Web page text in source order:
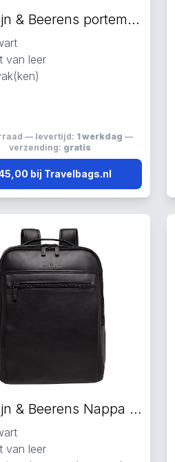
Castelijn & Beerens portemonnee zwart
van leer
— levertijd: 1 werkdag —
verzending: gratis
bij Travelbags.nl
Castelijn & Beerens Nappa X rugzak zwart
van leer